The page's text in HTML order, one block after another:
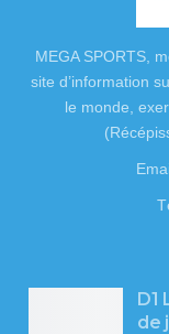
MEGA SPORTS,
site d’information
le monde,
D1
de